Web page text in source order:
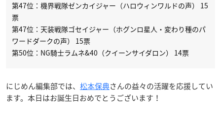
第47位：機界戦隊ゼンカイジャー（ハロウィンワルドの声） 15
票
第47位：天装戦隊ゴセイジャー（ホグンロ星人・変わり種のパ
ワードダークの声） 15票
第50位：NG騎士ラムネ&40（クイーンサイダロン） 14票
にじめん編集部では、 松本保典さんの益々の活躍を応援してい
ます。本日はお誕生日おめでとうございます！